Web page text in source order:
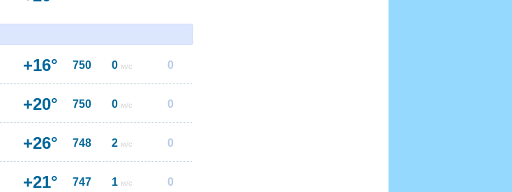
+16° 750 0 м/с 0
+20° 750 0 м/с 0
+26° 748 2 м/с 0
+21° 747 1 м/с 0